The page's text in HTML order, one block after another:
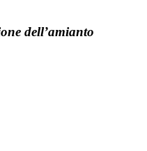
dell’amianto